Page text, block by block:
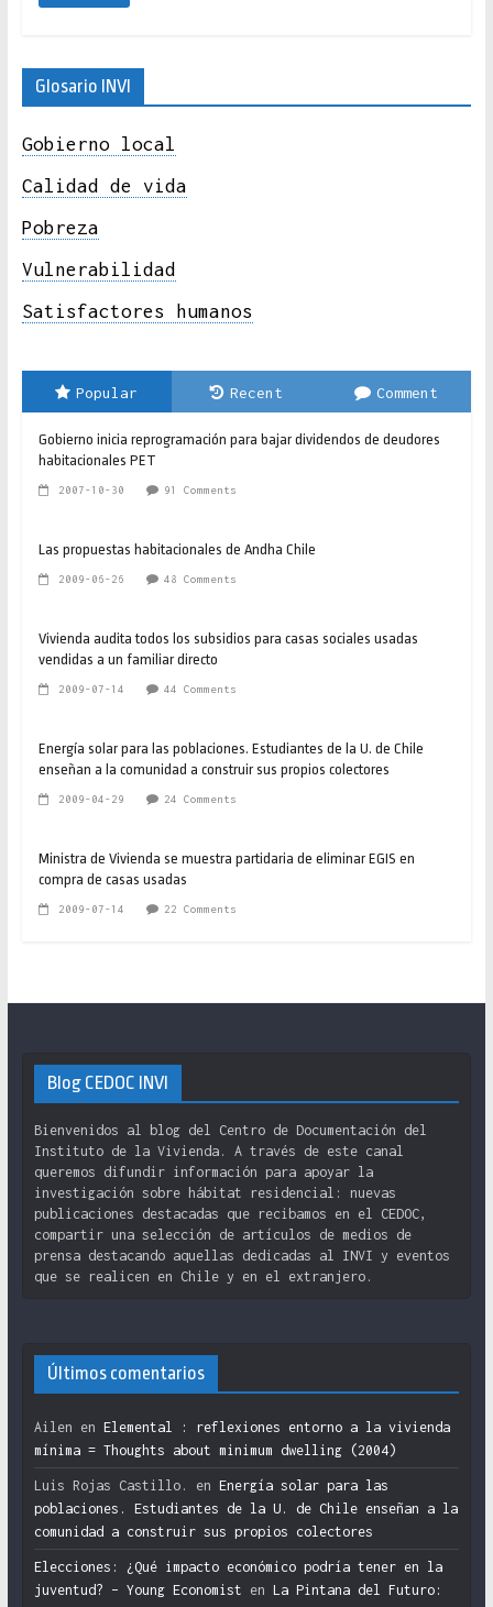
Glosario INVI
Gobierno local
Calidad de vida
Pobreza
Vulnerabilidad
Satisfactores humanos
Popular Recent Comment
Gobierno inicia reprogramación para bajar dividendos de deudores
habitacionales PET
2007-10-30 91 Comments
Las propuestas habitacionales de Andha Chile
2009-06-26 48 Comments
Vivienda audita todos los subsidios para casas sociales usadas
vendidas a un familiar directo
2009-07-14 44 Comments
Energía solar para las poblaciones. Estudiantes de la U. de Chile
enseñan a la comunidad a construir sus propios colectores
2009-04-29 24 Comments
Ministra de Vivienda se muestra partidaria de eliminar EGIS en
compra de casas usadas
2009-07-14 22 Comments
Blog CEDOC INVI
Bienvenidos al blog del Centro de Documentación del
Instituto de la Vivienda. A través de este canal
queremos difundir información para apoyar la
investigación sobre hábitat residencial: nuevas
publicaciones destacadas que recibamos en el CEDOC,
compartir una selección de artículos de medios de
prensa destacando aquellas dedicadas al INVI y eventos
que se realicen en Chile y en el extranjero.
Últimos comentarios
Ailen en Elemental : reflexiones entorno a la vivienda
mínima = Thoughts about minimum dwelling (2004)
Luis Rojas Castillo. en Energía solar para las
poblaciones. Estudiantes de la U. de Chile enseñan a la
comunidad a construir sus propios colectores
Elecciones: ¿Qué impacto económico podría tener en la
juventud? – Young Economist en La Pintana del Futuro: